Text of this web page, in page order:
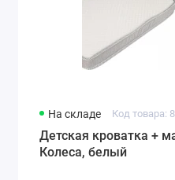
На складе Код товара:
Детская кроватка +
Колеса, белый